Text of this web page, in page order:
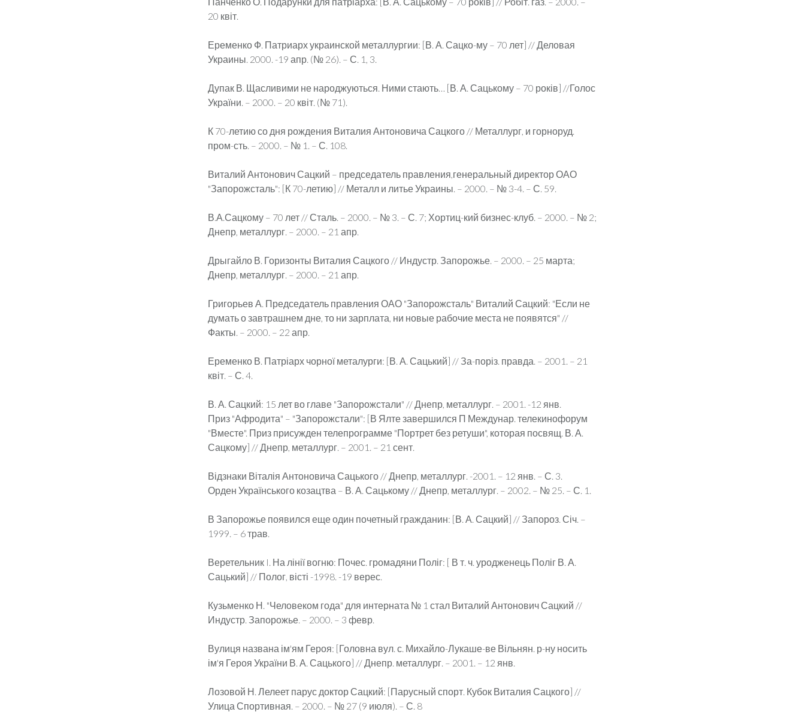
20 квіт.
Еременко Ф. Патриарх украинской металлургии: [В. А. Сацко-му – 70 лет] // Деловая
Украины. 2000. -19 апр. (№ 26). – С. 1, 3.
Дупак В. Щасливими не народжуються. Ними стають… [В. А. Сацькому – 70 років] //Голос
України. – 2000. – 20 квіт. (№ 71).
К 70-летию со дня рождения Виталия Антоновича Сацкого // Металлург, и горноруд.
пром-сть. – 2000. – № 1. – С. 108.
Виталий Антонович Сацкий – председатель правления,генеральный директор ОАО
"Запорожсталь": [К 70-летию] // Металл и литье Украины. – 2000. – № 3-4. – С. 59.
В.А.Сацкому – 70 лет // Сталь. – 2000. – № 3. – С. 7; Хортиц-кий бизнес-клуб. – 2000. – № 2;
Днепр, металлург. – 2000. – 21 апр.
Дрыгайло В. Горизонты Виталия Сацкого // Индустр. Запорожье. – 2000. – 25 марта;
Днепр, металлург. – 2000. – 21 апр.
Григорьев А. Председатель правления ОАО "Запорожсталь" Виталий Сацкий: "Если не
думать о завтрашнем дне, то ни зарплата, ни новые рабочие места не появятся" //
Факты. – 2000. – 22 апр.
Еременко В. Патріарх чорної металурги: [В. А. Сацький] // За-поріз. правда. – 2001. – 21
квіт. – С. 4.
В. А. Сацкий: 15 лет во главе "Запорожстали" // Днепр, металлург. – 2001. -12 янв.
Приз "Афродита" – "Запорожстали": [В Ялте завершился П Междунар. телекинофорум
"Вместе". Приз присужден телепрограмме "Портрет без ретуши", которая посвящ. В. А.
Сацкому] // Днепр, металлург. – 2001. – 21 сент.
Відзнаки Віталія Антоновича Сацького // Днепр, металлург. -2001. – 12 янв. – С. 3.
Орден Українського козацтва – В. А. Сацькому // Днепр, металлург. – 2002. – № 25. – С. 1.
В Запорожье появился еще один почетный гражданин: [В. А. Сацкий] // Запороз. Січ. –
1999. – 6 трав.
Веретельник I. На лінії вогню: Почес. громадяни Поліг: [ В т. ч. уродженець Поліг В. А.
Сацький] // Полог, вісті -1998. -19 верес.
Кузьменко Н. "Человеком года" для интерната № 1 стал Виталий Антонович Сацкий //
Индустр. Запорожье. – 2000. – 3 февр.
Вулиця названа ім'ям Героя: [Головна вул. с. Михайло-Лукаше-ве Вільнян. р-ну носить
ім'я Героя України В. А. Сацького] // Днепр. металлург. – 2001. – 12 янв.
Лозовой Н. Лелеет парус доктор Сацкий: [Парусный спорт. Кубок Виталия Сацкого] //
Улица Спортивная. – 2000. – № 27 (9 июля). – С. 8